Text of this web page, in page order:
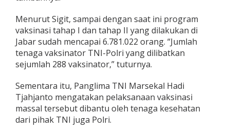
Menurut Sigit, sampai dengan saat ini program
vaksinasi tahap I dan tahap II yang dilakukan di
Jabar sudah mencapai 6.781.022 orang. “Jumlah
tenaga vaksinator TNI-Polri yang dilibatkan
sejumlah 288 vaksinator,” tuturnya.
Sementara itu, Panglima TNI Marsekal Hadi
Tjahjanto mengatakan pelaksanaan vaksinasi
massal tersebut dibantu oleh tenaga kesehatan
dari pihak TNI juga Polri.